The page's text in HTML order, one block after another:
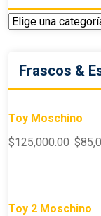
Frascos &
Toy Moschino
$125,000.00 $
Toy 2 Moschino